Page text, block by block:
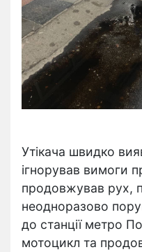
Утікача швидко
ігнорував вимоги
продовжував рух,
неодноразово
до станції метро
мотоцикл та